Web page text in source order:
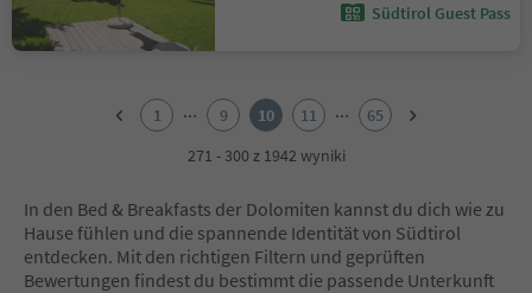
Südtirol Guest Pass
1 ... 9 10 11 ...
65
271 - 300 z 1942 wyniki
In den Bed & Breakfasts der Dolomiten kannst du dich wie zu
Hause fühlen und die spannende Identität von Südtirol
entdecken. Mit den richtigen Filtern und geprüften
Bewertungen findest du bestimmt die passende Unterkunft